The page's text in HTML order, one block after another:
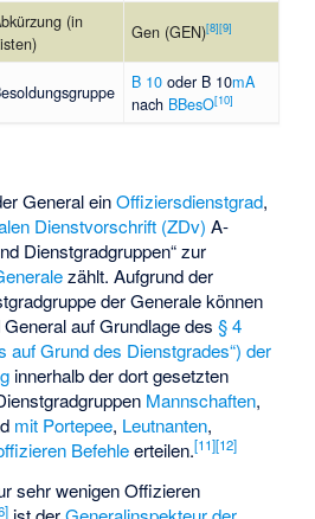
(in
Gen (GEN)[8][9]
B 10oder B 10mA
nach BBesO[10]
General einOffiziersdienstgrad,
Dienstvorschrift (ZDv) A-
Dienstgradgruppen“ zur
zählt. Aufgrund der
der Generale können
auf Grundlage des§ 4
auf Grund des Dienstgrades“) der
innerhalb der dort gesetzten
Mannschaften,
mit Portepee, Leutnanten,
Befehleerteilen.[11][12]
sehr wenigen Offizieren
]